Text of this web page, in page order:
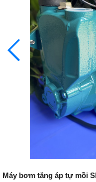
Máy bơm tăng áp tự mồi